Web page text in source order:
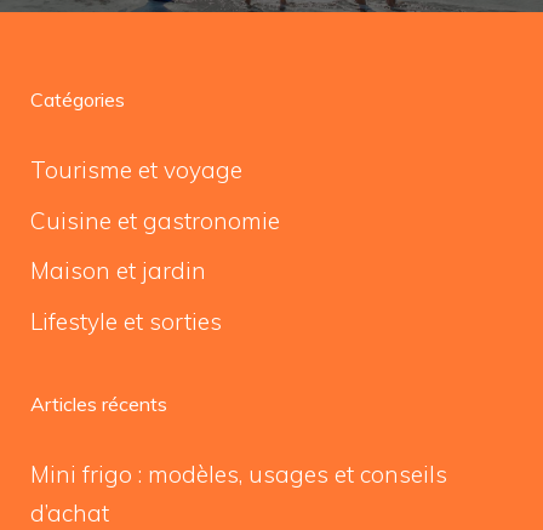
Catégories
Tourisme et voyage
Cuisine et gastronomie
Maison et jardin
Lifestyle et sorties
Articles récents
Mini frigo : modèles, usages et conseils
d’achat